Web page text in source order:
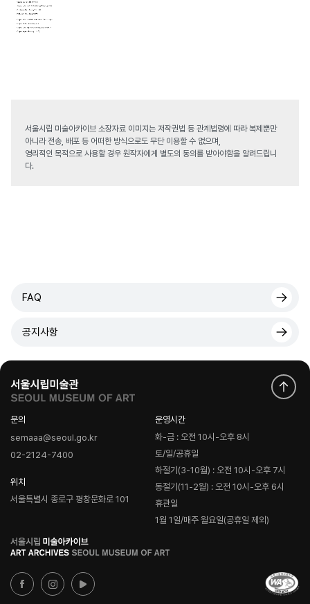
서울시립 미술아카이브 소장자료 이미지는 저작권법 등 관계법령에 따라 복제뿐만
아니라 전송, 배포 등 어떠한 방식으로도 무단 이용할 수 없으며,
영리적인 목적으로 사용할 경우 원작자에게 별도의 동의를 받아야함을 알려드립니
다.
FAQ
공지사항
문의
semaaa@seoul.go.kr
02-2124-7400
위치
서울특별시 종로구 평창문화로 101
운영시간
화-금 : 오전 10시-오후 8시
토/일/공휴일
하절기(3-10월) : 오전 10시-오후 7시
동절기(11-2월) : 오전 10시-오후 6시
휴관일
1월 1일/매주 월요일(공휴일 제외)
로
고